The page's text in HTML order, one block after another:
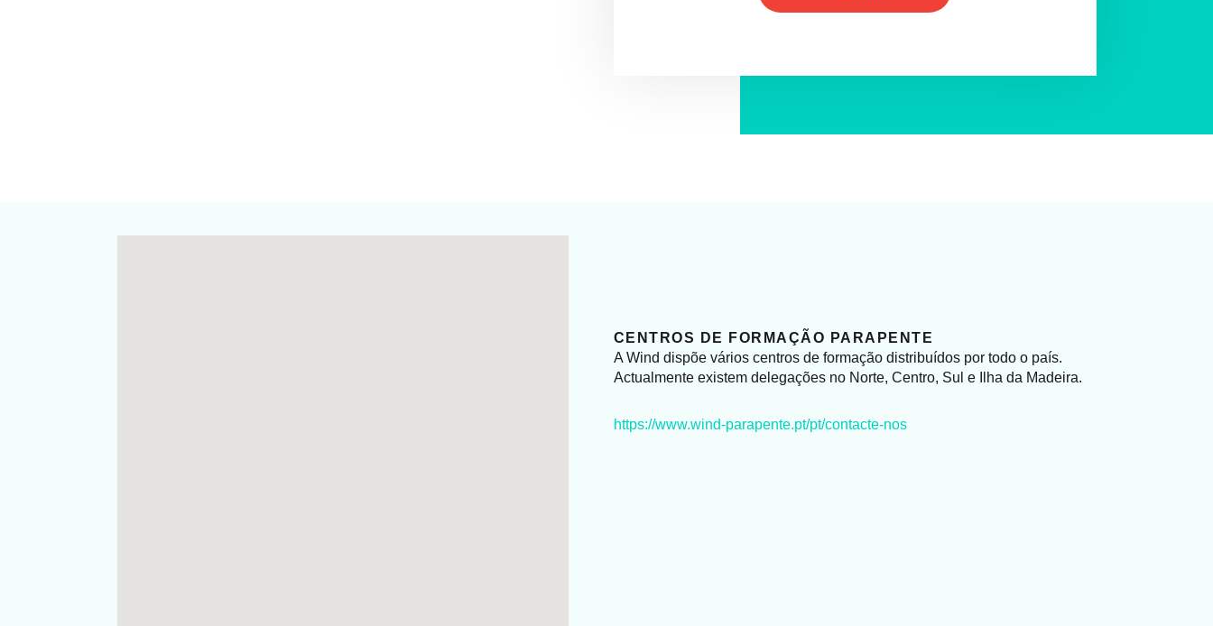
CENTROS DE FORMAÇÃO PARAPENTE
A Wind dispõe vários centros de formação distribuídos por todo o país.
Actualmente existem delegações no Norte, Centro, Sul e Ilha da Madeira.
https://www.wind-parapente.pt/pt/contacte-nos